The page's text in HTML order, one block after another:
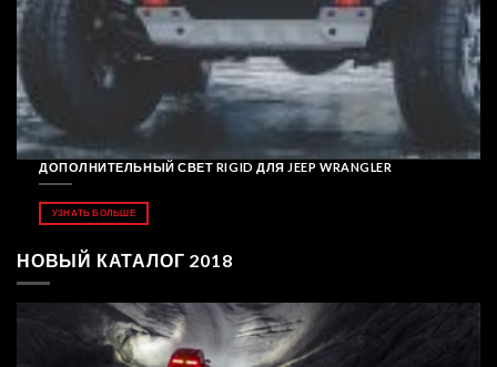
ДОПОЛНИТЕЛЬНЫЙ СВЕТ RIGID ДЛЯ JEEP WRANGLER
УЗНАТЬ БОЛЬШЕ
НОВЫЙ КАТАЛОГ 2018